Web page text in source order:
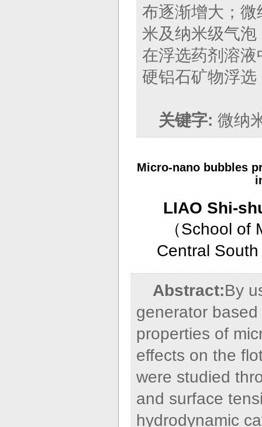
布逐渐增大；
米及纳米级气
在浮选药剂溶
硬铝石矿物浮
关键字: 微纳
Micro-nano bubbles
LIAO Shi-
（School of
Central
Abstract:By
generator
properties of
effects on the
were studied
and surface
hydrodynamic